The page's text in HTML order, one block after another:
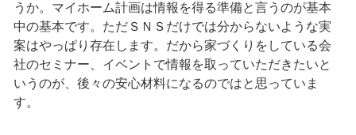
うか。マイホーム計画は情報を得る準備と言うのが基本
中の基本です。ただＳＮＳだけでは分からないような実
案はやっぱり存在します。だから家づくりをしている会
社のセミナー、イベントで情報を取っていただきたいと
いうのが、後々の安心材料になるのではと思っていま
す。